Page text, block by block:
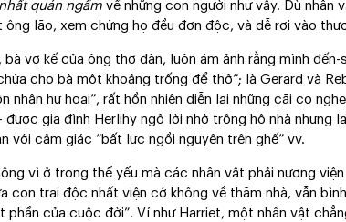
nhất quán ngầm về những con người như vậy. Dù nhân
ông lão, xem chừng họ đều đơn độc, và dễ rơi vào
bà vợ kế của ông thợ đàn, luôn ám ảnh rằng mình
cho bà một khoảng trống để thở”; là Gerard và
nhân hư hoại”, rất hồn nhiên diễn lại những cãi cọ
được gia đình Herlihy ngỏ lời nhờ trông hộ nhà nhưng
với cảm giác “bất lực ngồi nguyên trên ghế” vv.
vì ở trong thế yếu mà các nhân vật phải nương
con trai độc nhất viện cớ không về thăm nhà, vẫn
phần của cuộc đời”. Ví như Harriet, một nhân vật